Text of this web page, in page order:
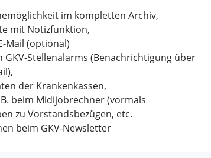
im kompletten Archiv,
mit Notizfunktion,
Mail (optional)
Stellenalarms (Benachrichtigung über
der Krankenkassen,
beim Midijobrechner (vormals
zu Vorstandsbezügen, etc.
beim GKV-Newsletter